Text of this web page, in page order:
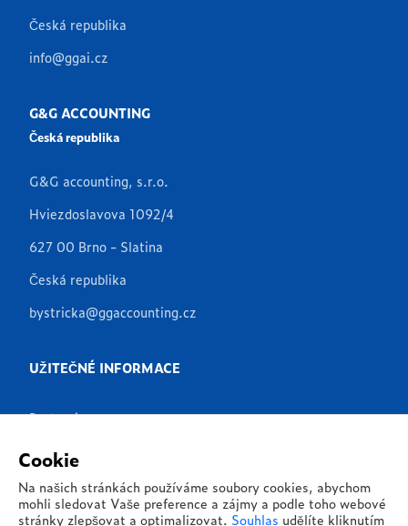
Česká republika
info@ggai.cz
G&G ACCOUNTING
Česká republika
G&G accounting, s.r.o.
Hviezdoslavova 1092/4
627 00 Brno - Slatina
Česká republika
bystricka@ggaccounting.cz
UŽITEČNÉ INFORMACE
Partneři
Produkty
Aplikace
Reference
Cookie
Na našich stránkách používáme soubory cookies, abychom
mohli sledovat Vaše preference a zájmy a podle toho webové
stránky zlepšovat a optimalizovat. Souhlas udělíte kliknutím